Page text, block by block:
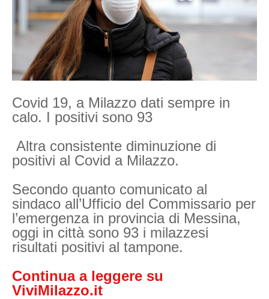
Covid 19, a Milazzo dati sempre in
calo. I positivi sono 93
Altra consistente diminuzione di
positivi al Covid a Milazzo.
Secondo quanto comunicato al
sindaco all’Ufficio del Commissario per
l’emergenza in provincia di Messina,
oggi in città sono 93 i milazzesi
risultati positivi al tampone.
Continua a leggere su
ViviMilazzo.it